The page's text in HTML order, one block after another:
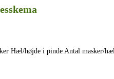
Hæl/højde i pinde Antal masker/